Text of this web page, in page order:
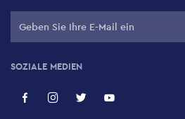
SOZIALE MEDIEN